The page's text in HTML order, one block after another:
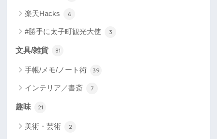
楽天Hacks 6
#勝手に太子町観光大使 3
文具/雑貨 81
手帳/メモ/ノート術 39
インテリア／書斎 7
趣味 21
美術・芸術 2